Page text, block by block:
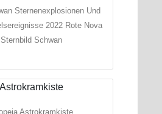
Sternenexplosionen Und
2022 Rote Nova
Sternbild Schwan
Astrokramkiste